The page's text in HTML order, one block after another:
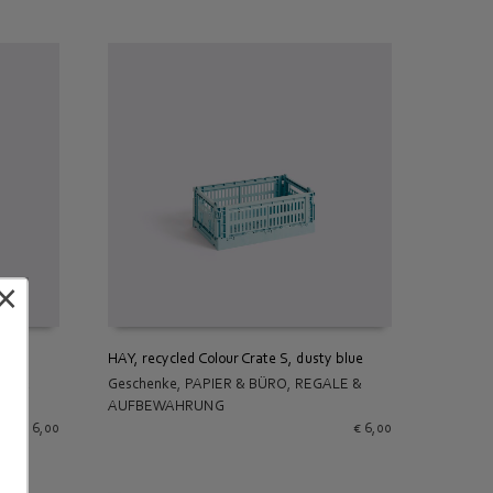
6,00
IN DEN WARENKORB
HAY, recycled Colour Crate S, dusty blue
Geschenke, PAPIER & BÜRO, REGALE &
AUFBEWAHRUNG
€ 6,00